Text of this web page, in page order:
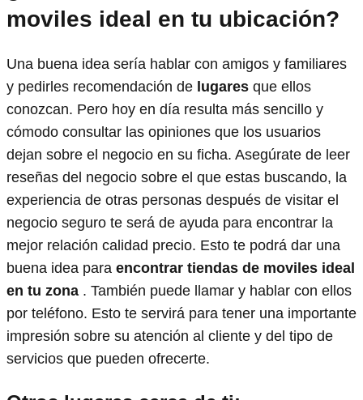
moviles ideal en tu ubicación?
Una buena idea sería hablar con amigos y familiares
y pedirles recomendación de lugares que ellos
conozcan. Pero hoy en día resulta más sencillo y
cómodo consultar las opiniones que los usuarios
dejan sobre el negocio en su ficha. Asegúrate de leer
reseñas del negocio sobre el que estas buscando, la
experiencia de otras personas después de visitar el
negocio seguro te será de ayuda para encontrar la
mejor relación calidad precio. Esto te podrá dar una
buena idea para encontrar tiendas de moviles ideal
en tu zona . También puede llamar y hablar con ellos
por teléfono. Esto te servirá para tener una importante
impresión sobre su atención al cliente y del tipo de
servicios que pueden ofrecerte.